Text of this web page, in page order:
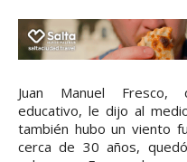
Juan Manuel Fresco,
educativo, le dijo al
también hubo un viento
cerca de 30 años,